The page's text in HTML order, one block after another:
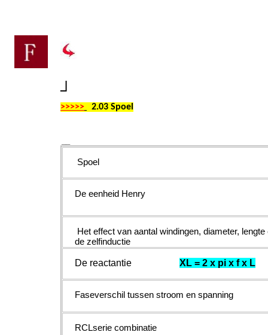
>>>>> 2.03 Spoel
Spoel
De eenheid Henry
Het effect van aantal windingen, diameter,
de zelfinductie
De reactantie XL = 2 x pi x f x L
Faseverschil tussen stroom en spanning
RCLserie combinatie
┘